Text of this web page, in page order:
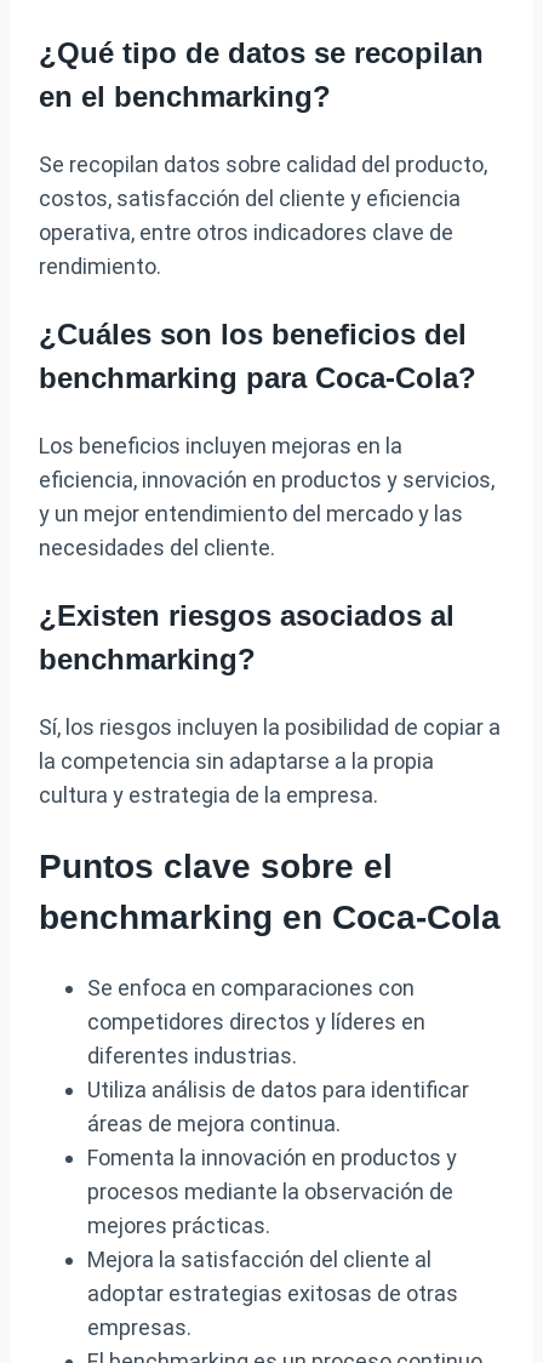
¿Qué tipo de datos se recopilan
en el benchmarking?
Se recopilan datos sobre calidad del producto,
costos, satisfacción del cliente y eficiencia
operativa, entre otros indicadores clave de
rendimiento.
¿Cuáles son los beneficios del
benchmarking para Coca-Cola?
Los beneficios incluyen mejoras en la
eficiencia, innovación en productos y servicios,
y un mejor entendimiento del mercado y las
necesidades del cliente.
¿Existen riesgos asociados al
benchmarking?
Sí, los riesgos incluyen la posibilidad de copiar a
la competencia sin adaptarse a la propia
cultura y estrategia de la empresa.
Puntos clave sobre el
benchmarking en Coca-Cola
Se enfoca en comparaciones con
competidores directos y líderes en
diferentes industrias.
Utiliza análisis de datos para identificar
áreas de mejora continua.
Fomenta la innovación en productos y
procesos mediante la observación de
mejores prácticas.
Mejora la satisfacción del cliente al
adoptar estrategias exitosas de otras
empresas.